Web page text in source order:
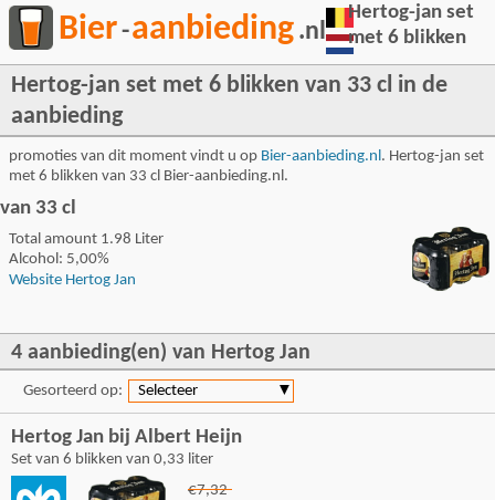
Bier-aanbieding .nl
Hertog-jan set met 6 blikken van 33 cl in de
aanbieding
promoties van dit moment vindt u op Bier-aanbieding.nl. Hertog-jan set
met 6 blikken van 33 cl Bier-aanbieding.nl.
Hertog-jan set
met 6 blikken
van 33 cl
Total amount 1.98 Liter
Alcohol: 5,00%
Website Hertog Jan
4 aanbieding(en) van Hertog Jan
Gesorteerd op: Selecteer ▼
Hertog Jan bij Albert Heijn
Set van 6 blikken van 0,33 liter
€7,32